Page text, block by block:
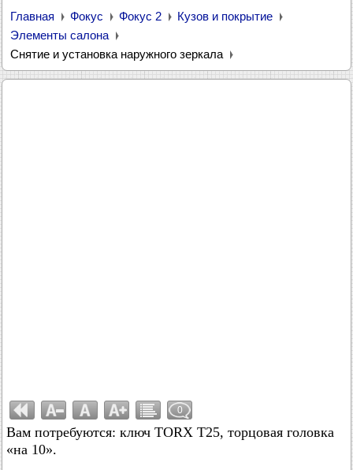
Главная Фокус Фокус 2
Кузов и покрытие
Элементы салона
Снятие и установка наружного зеркала
0
Вам потребуются: ключ TORX T25, торцовая головка
«на 10».